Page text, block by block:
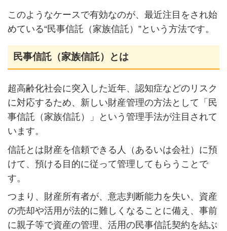
このようなケースで有効なのが、最近注目をされ始
めている“民事信託（家族信託）”という方法です。
民事信託（家族信託）とは
超高齢化社会に突入した近年、認知症などのリスク
に対応するため、新しい財産管理の方法として「民
事信託（家族信託）」という管理手法が注目されて
います。
信託とは財産を信頼できる人（あるいは会社）に預
けて、預ける目的に従って管理してもらうことで
す。
つまり、財産所有者が、意志判断能力を失い、資産
の売却や活用が法的に難しくなることに備え、事前
に親子等で資産の管理、活用の民事信託契約を結ぶ